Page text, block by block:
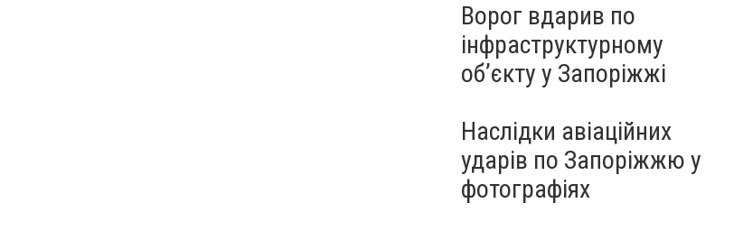
Ворог вдарив по
інфраструктурному
обʼєкту у Запоріжжі
Наслідки авіаційних
ударів по Запоріжжю у
фотографіях